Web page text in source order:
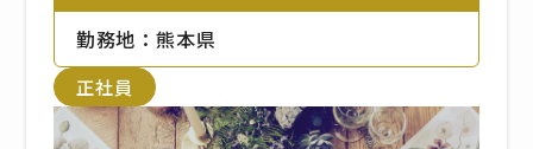
勤務地：熊本県
正社員